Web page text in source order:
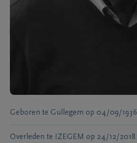
Geboren te Gullegem op 04/09/1936
Overleden te IZEGEM op 24/12/2018